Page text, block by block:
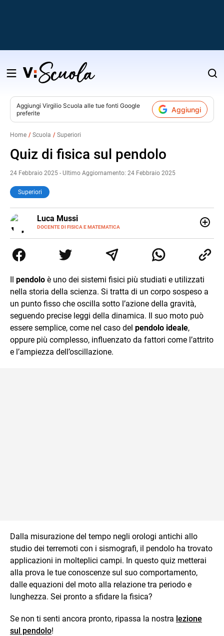
Salta
contenuto
Aggiungi Virgilio Scuola alle tue fonti Google
preferite
Aggiungi
Home Scuola Superiori
Quiz di fisica sul pendolo
24 Febbraio 2025 - Ultimo Aggiornamento: 24 Febbraio 2025
Superiori
Luca Mussi
DOCENTE DI FISICA E MATEMATICA
LINKEDIN
ALTRI
SITI
supporto allo studio con sedi a Milano e in Brianza.
Appassionato di cucina, viaggi, e sport come rugby,
imparare.
Il pendolo è uno dei sistemi fisici più studiati e utilizzati
nella storia della scienza. Si tratta di un corpo sospeso a
un punto fisso che oscilla sotto l’azione della gravità,
seguendo precise leggi della dinamica. Il suo moto può
essere semplice, come nel caso del pendolo ideale,
oppure più complesso, influenzato da fattori come l’attrito
e l’ampiezza dell’oscillazione.
Dalla misurazione del tempo negli orologi antichi allo
studio dei terremoti con i sismografi, il pendolo ha trovato
applicazioni in molteplici campi. In questo quiz metterai
alla prova le tue conoscenze sul suo comportamento,
dalle equazioni del moto alla relazione tra periodo e
lunghezza. Sei pronto a sfidare la fisica?
Se non ti senti ancora pronto, ripassa la nostra lezione
sul pendolo!